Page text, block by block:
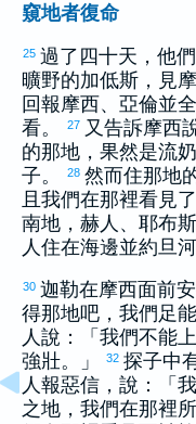
窺地者復命
25 過了四十天，他
曠野的加低斯 ，見
回報 摩西、 亞倫並
看。
27 又告訴摩西
的那地，果然是流
子。
28 然而住那地
且我們在那裡看見了
南地， 赫 人、 耶布斯
人住在海邊並約旦
30 迦勒在摩西面前
得那地吧，我們足
人說：「我們不能
強壯。」
32 探子中
人報惡信，說：「
之地，我們在那裡